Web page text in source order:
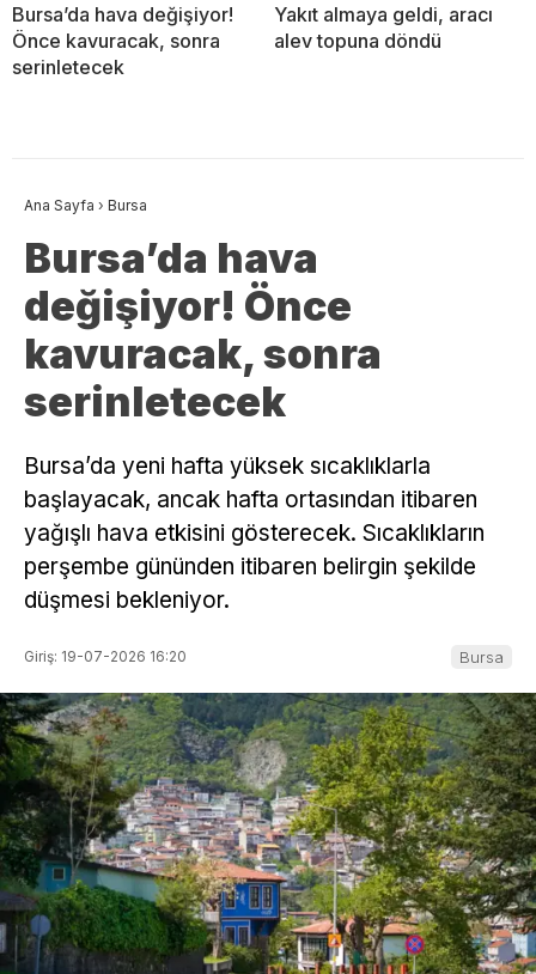
Bursa’da hava değişiyor!
Önce kavuracak, sonra
serinletecek
Yakıt almaya geldi, aracı
alev topuna döndü
Ana Sayfa › Bursa
Bursa’da hava
değişiyor! Önce
kavuracak, sonra
serinletecek
Bursa’da yeni hafta yüksek sıcaklıklarla
başlayacak, ancak hafta ortasından itibaren
yağışlı hava etkisini gösterecek. Sıcaklıkların
perşembe gününden itibaren belirgin şekilde
düşmesi bekleniyor.
Giriş: 19-07-2026 16:20 Bursa